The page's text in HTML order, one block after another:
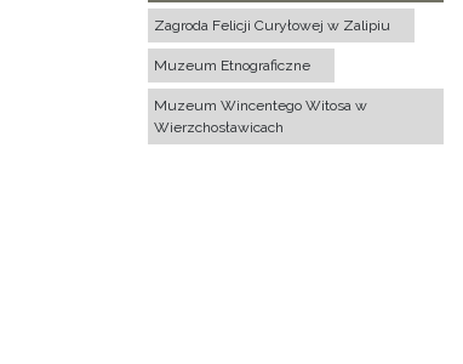
Zagroda Felicji Curyłowej w Zalipiu
Muzeum Etnograficzne
Muzeum Wincentego Witosa w
Wierzchosławicach